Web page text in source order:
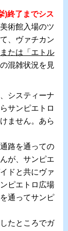
)終了までシス
術館入場のツ
、ヴァチカン
たは「エトル
混雑状況を見
システィーナ
サンピエトロ
ません。あら
路を通っての
が、サンピエ
ドと共にヴァ
ピエトロ広場
通ってサンピ
たところでガ